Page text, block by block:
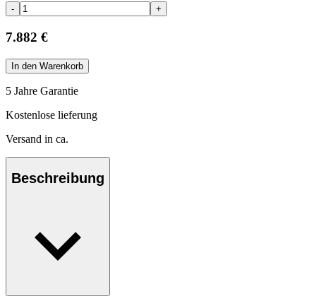
- +
7.882 €
In den Warenkorb
5 Jahre Garantie
Kostenlose lieferung
Versand in ca.
Beschreibung